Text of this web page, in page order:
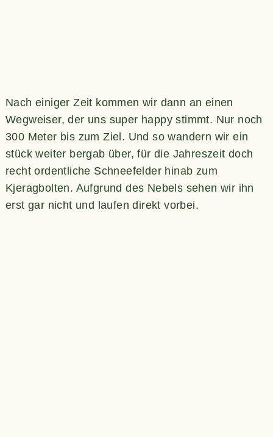
Nach einiger Zeit kommen wir dann an einen
Wegweiser, der uns super happy stimmt. Nur noch
300 Meter bis zum Ziel. Und so wandern wir ein
stück weiter bergab über, für die Jahreszeit doch
recht ordentliche Schneefelder hinab zum
Kjeragbolten. Aufgrund des Nebels sehen wir ihn
erst gar nicht und laufen direkt vorbei.